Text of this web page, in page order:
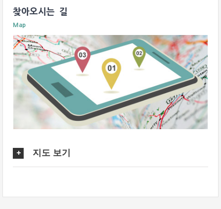
찾아오시는 길
Map
지도 보기